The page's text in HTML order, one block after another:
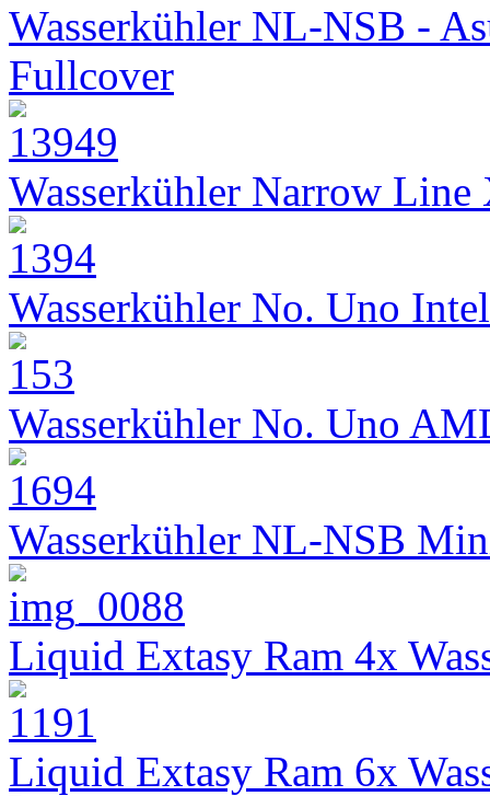
Wasserkühler NL-NSB -
Fullcover
Wasserkühler Narrow
Wasserkühler No. Uno Intel
Wasserkühler No. Uno
Wasserkühler NL-NSB
Liquid Extasy Ram 4x
Liquid Extasy Ram 6x